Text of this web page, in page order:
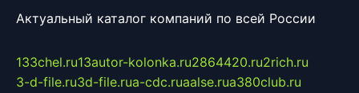
Актуальный каталог компаний по всей России
133chel.ru13autor-kolonka.ru2864420.ru2rich.ru
3-d-file.ru3d-file.rua-cdc.ruaalse.rua380club.ru